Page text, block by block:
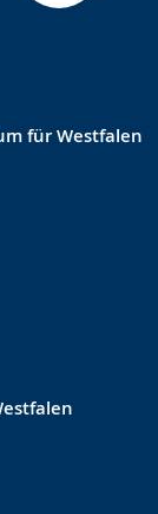
für Westfalen